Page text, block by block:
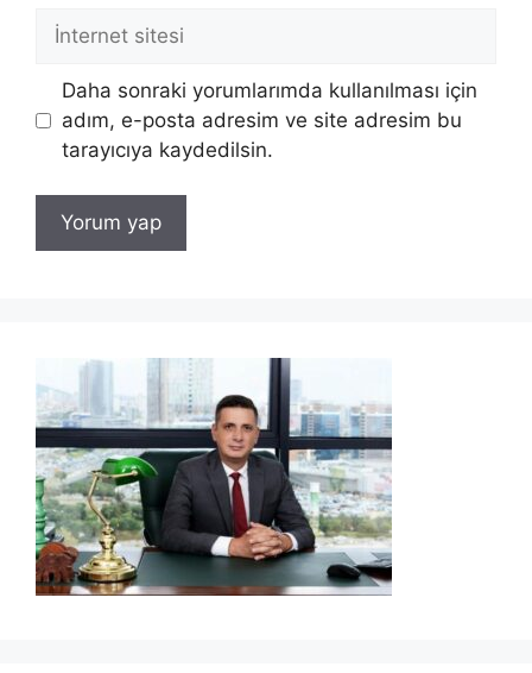
İnternet
sitesi
Daha sonraki yorumlarımda kullanılması için
adım, e-posta adresim ve site adresim bu
tarayıcıya kaydedilsin.